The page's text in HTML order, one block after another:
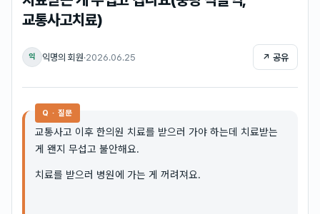
교통사고치료)
익 익명의 회원·2026.06.25 ↗ 공유
Q · 질문
교통사고 이후 한의원 치료를 받으러 가야 하는데 치료받는
게 왠지 무섭고 불안해요.
치료를 받으러 병원에 가는 게 꺼려져요.